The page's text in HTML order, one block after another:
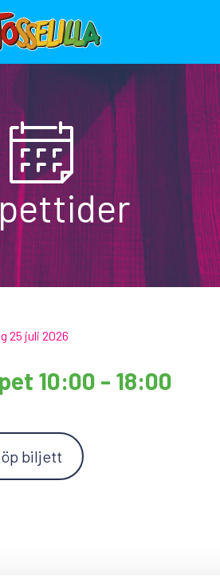
25 juli 2026
10:00 - 18:00
biljett